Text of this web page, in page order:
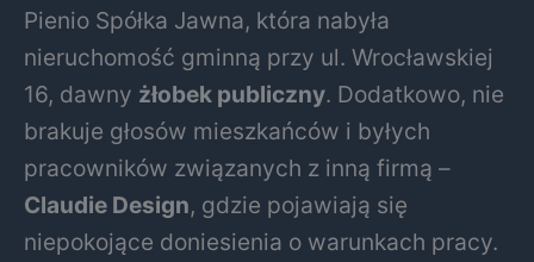
Pienio Spółka Jawna, która nabyła
nieruchomość gminną przy ul. Wrocławskiej
16, dawny żłobek publiczny. Dodatkowo, nie
brakuje głosów mieszkańców i byłych
pracowników związanych z inną firmą –
Claudie Design, gdzie pojawiają się
niepokojące doniesienia o warunkach pracy.